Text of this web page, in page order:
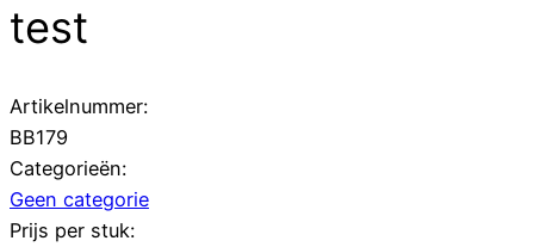
test
Artikelnummer:
BB179
Categorieën:
Geen categorie
Prijs per stuk: